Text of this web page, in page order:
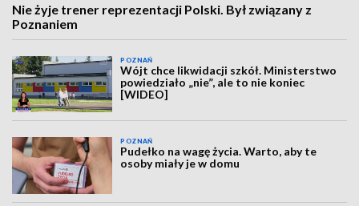
Nie żyje trener reprezentacji Polski. Był związany z
Poznaniem
POZNAŃ
Wójt chce likwidacji szkół. Ministerstwo
powiedziało „nie”, ale to nie koniec
[WIDEO]
POZNAŃ
Pudełko na wagę życia. Warto, aby te
osoby miały je w domu